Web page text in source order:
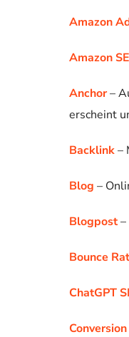
Amazon
Amazon
Anchor–
erscheint
Backlink–
Blog –
Blogpost
Bounce
ChatGPT